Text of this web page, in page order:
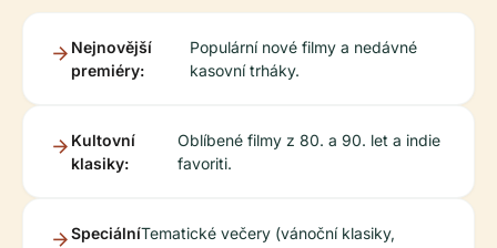
Nejnovější
premiéry:
Populární nové filmy a nedávné
kasovní trháky.
Kultovní
klasiky:
Oblíbené filmy z 80. a 90. let a indie
favoriti.
SpeciálníTematické večery (vánoční klasiky,